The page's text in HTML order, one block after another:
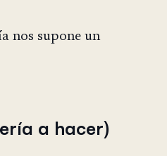
nos supone un
a hacer)